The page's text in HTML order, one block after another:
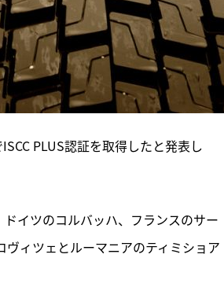
PLUS認証を取得したと発表し
イツのコルバッハ、フランスのサー
ィツェとルーマニアのティミショア